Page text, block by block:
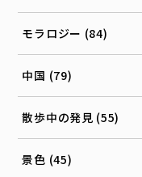
モラロジー (84)
中国 (79)
散歩中の発見 (55)
景色 (45)